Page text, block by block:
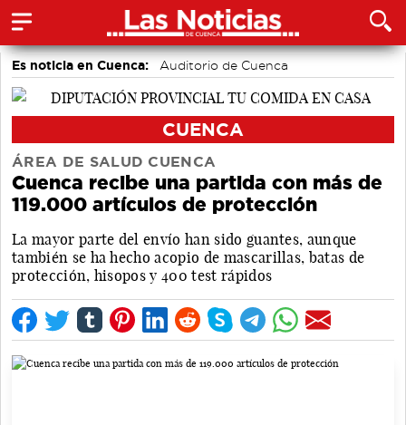
Es noticia en Cuenca: Auditorio de Cuenca
CUENCA
ÁREA DE SALUD CUENCA
Cuenca recibe una partida con más de
119.000 artículos de protección
La mayor parte del envío han sido guantes, aunque
también se ha hecho acopio de mascarillas, batas de
protección, hisopos y 400 test rápidos